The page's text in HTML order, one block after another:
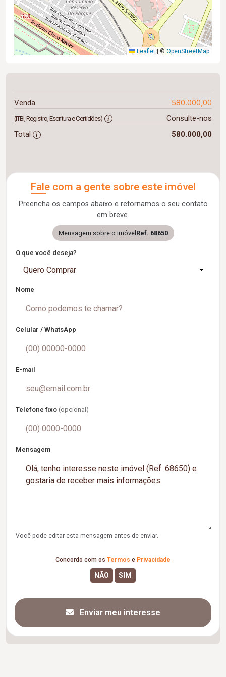
Leaflet |© OpenStreetMap
Venda 580.000,00
(ITBI, Registro, Escritura e Certidões)
Consulte-nos
Total
580.000,00
Fale com a gente sobre este imóvel
Preencha os campos abaixo e retornamos o seu contato
em breve.
Mensagem sobre o imóvel Ref. 68650
O que você deseja?
Quero Comprar
Nome
Celular / WhatsApp
E-mail
Telefone fixo (opcional)
Mensagem
Você pode editar esta mensagem antes de enviar.
Concordo com os Termos e Privacidade
Enviar meu interesse